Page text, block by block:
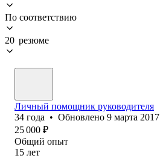
По соответствию
20 резюме
Личный помощник руководителя
34 года • Обновлено 9 марта 2017
25 000 ₽
Общий опыт
15 лет